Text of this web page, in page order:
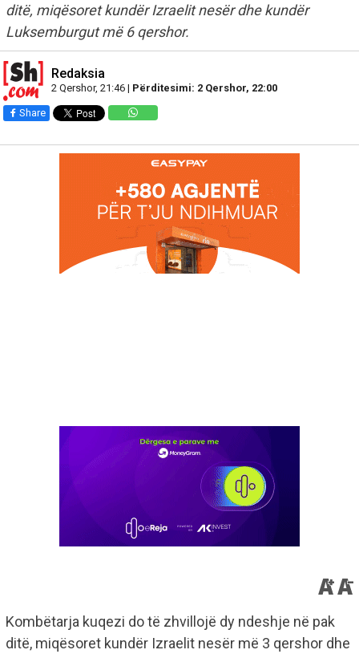
ditë, miqësoret kundër Izraelit nesër dhe kundër
Luksemburgut më 6 qershor.
Redaksia
2 Qershor, 21:46 | Përditesimi: 2 Qershor, 22:00
Share
Kombëtarja kuqezi do të zhvillojë dy ndeshje në pak
ditë, miqësoret kundër Izraelit nesër më 3 qershor dhe